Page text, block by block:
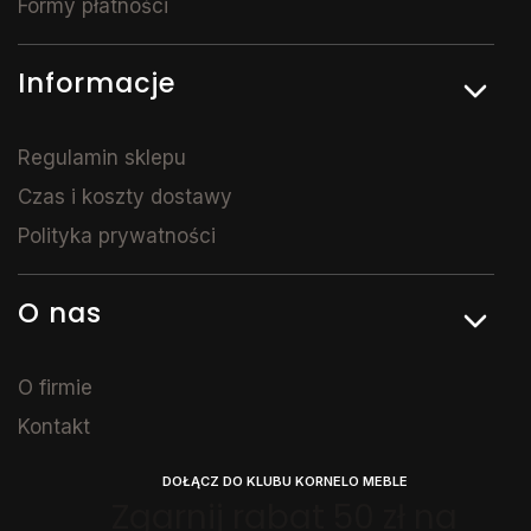
Formy płatności
Informacje
Regulamin sklepu
Czas i koszty dostawy
Polityka prywatności
O nas
O firmie
Kontakt
DOŁĄCZ DO KLUBU KORNELO MEBLE